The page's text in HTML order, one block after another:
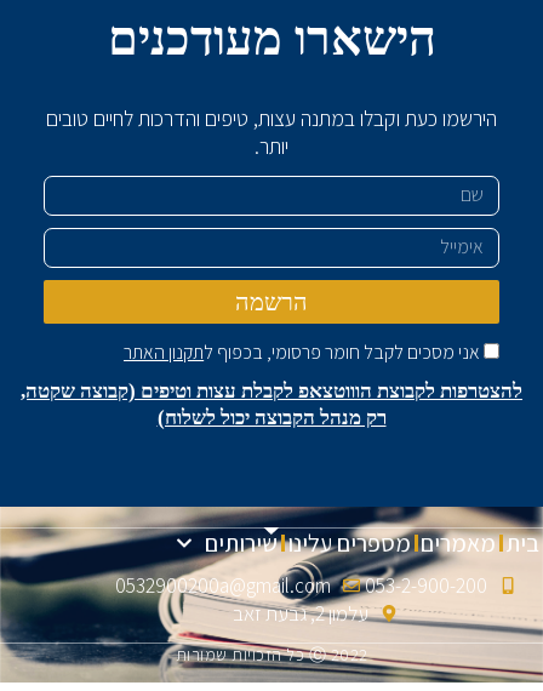
הישארו מעודכנים
הירשמו כעת וקבלו במתנה עצות, טיפים והדרכות לחיים טובים
יותר.
שם
אימייל
אני מסכים לקבל חומר פרסומי, בכפוף לתקנון האתר
הרשמה
להצטרפות לקבוצת הוווטצאפ לקבלת עצות וטיפים (קבוצה שקטה,
רק מנהל הקבוצה יכול לשלוח)
בית מאמרים מספרים עלינו שירותים
053-2-900-200
0532900200a@gmail.com
עלמון 2, גבעת זאב
Ⓒ 2022 כל הזכויות שמורות